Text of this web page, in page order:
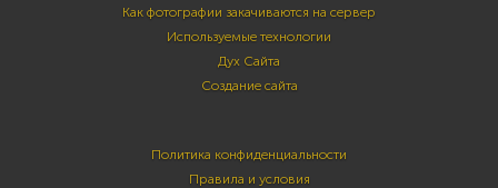
Как фотографии закачиваются на сервер
Используемые технологии
Дух Сайта
Создание сайта
Политика конфиденциальности
Правила и условия